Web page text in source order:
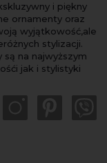
i piękny
ornamenty oraz
wyjątkowość,ale
stylizacji.
na najwyższym
jak i stylistyki